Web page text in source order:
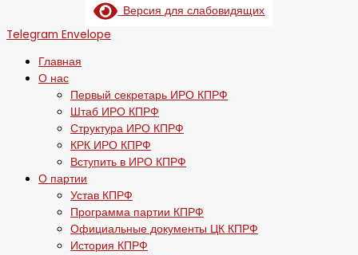
Версия для слабовидящих
Telegram Envelope
Главная
О нас
Первый секретарь ИРО КПРФ
Штаб ИРО КПРФ
Структура ИРО КПРФ
КРК ИРО КПРФ
Вступить в ИРО КПРФ
О партии
Устав КПРФ
Программа партии КПРФ
Официальные документы ЦК КПРФ
История КПРФ